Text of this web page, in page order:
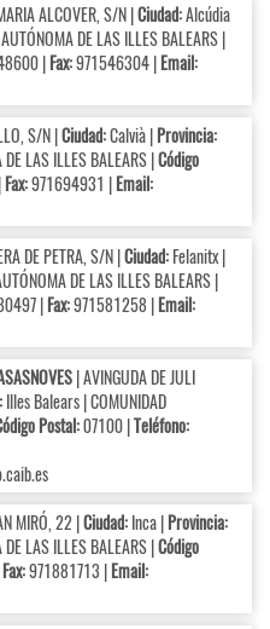
ALCOVER, S/N |Ciudad:Alcúdia
DE LAS ILLES BALEARS |
|Fax:971546304 |Email:
S/N |Ciudad:Calvià |Provincia:
LAS ILLES BALEARS |Código
Fax:971694931 |Email:
DE PETRA, S/N |Ciudad:Felanitx |
DE LAS ILLES BALEARS |
|Fax:971581258 |Email:
| AVINGUDA DE JULI
Illes Balears | COMUNIDAD
Postal:07100 |Teléfono:
MIRÓ, 22 |Ciudad:Inca |Provincia:
LAS ILLES BALEARS |Código
Fax:971881713 |Email: